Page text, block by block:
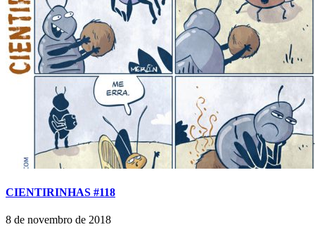
CIENTIRINHAS #118
8 de novembro de 2018